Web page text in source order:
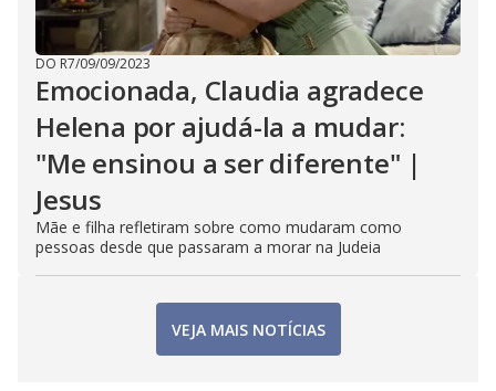
DO R7/09/09/2023
Emocionada, Claudia agradece
Helena por ajudá-la a mudar:
"Me ensinou a ser diferente" |
Jesus
Mãe e filha refletiram sobre como mudaram como
pessoas desde que passaram a morar na Judeia
VEJA MAIS NOTÍCIAS